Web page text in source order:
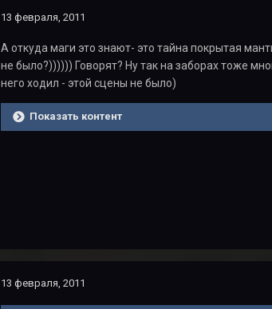
13 февраля, 2011
А откуда маги это знают- это тайна покрытая
не было?)))))) Говорят? Ну так на заборах тоже
него ходил - этой сцены не было)
Показать контент
13 февраля, 2011